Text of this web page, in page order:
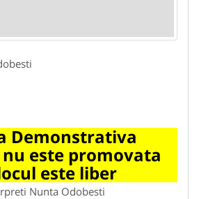
Demonstrativa
este promovata
este liber
Nunta Odobesti